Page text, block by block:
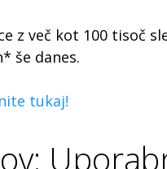
z več kot 100 tisoč
še danes.
tukaj!